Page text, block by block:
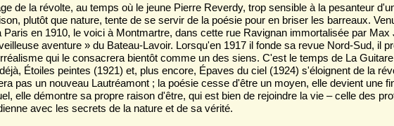
de la révolte, au temps où le jeune Pierre Reverdy, trop sensible à la pesanteur
plutôt que nature, tente de se servir de la poésie pour en briser les barreaux.
Paris en 1910, le voici à Montmartre, dans cette rue Ravignan immortalisée par Max
aventure » du Bateau-Lavoir. Lorsqu'en 1917 il fonde sa revue Nord-Sud, il
qui le consacrera bientôt comme un des siens. C'est le temps de La
Étoiles peintes (1921) et, plus encore, Épaves du ciel (1924) s'éloignent de la
pas un nouveau Lautréamont ; la poésie cesse d'être un moyen, elle devient une
elle démontre sa propre raison d'être, qui est bien de rejoindre la vie – celle des
avec les secrets de la nature et de sa vérité.